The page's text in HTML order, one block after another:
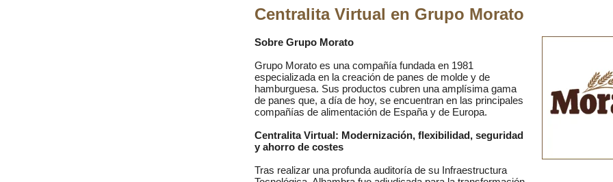
Centralita Virtual en Grupo Morato
Sobre Grupo Morato
Grupo Morato es una compañía fundada en 1981
especializada en la creación de panes de molde y de
hamburguesa. Sus productos cubren una amplísima gama
de panes que, a día de hoy, se encuentran en las principales
compañías de alimentación de España y de Europa.
Centralita Virtual: Modernización, flexibilidad, seguridad
y ahorro de costes
Tras realizar una profunda auditoría de su Infraestructura